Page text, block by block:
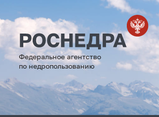
Федеральное агентство
по недропользованию